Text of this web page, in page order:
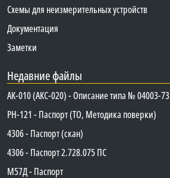
Схемы для неизмерительных устройств
Документация
Заметки
Недавние файлы
АК-010 (АКС-020) - Описание типа № 04003-73
PH-121 - Паспорт (ТО, Методика поверки)
4306 - Паспорт (скан)
4306 - Паспорт 2.728.075 ПС
М57Д - Паспорт